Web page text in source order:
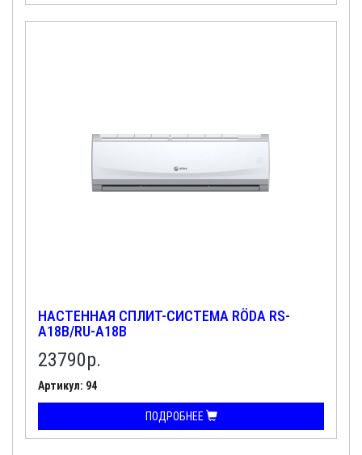
НАСТЕННАЯ СПЛИТ-СИСТЕМА RÖDA RS-
A18B/RU-A18B
23790р.
Артикул: 94
ПОДРОБНЕЕ